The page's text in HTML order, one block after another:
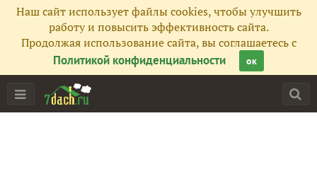
Наш сайт использует файлы cookies, чтобы улучшить
работу и повысить эффективность сайта.
Продолжая использование сайта, вы соглашаетесь с
Политикой конфиденциальности
ок